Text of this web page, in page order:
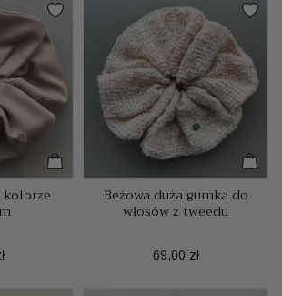
kolorze Beżowa duża gumka do
włosów z tweedu
Cena
69,00 zł